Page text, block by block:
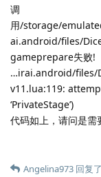
调
用/storage/
ai.android/files/
gameprepare失败!
…irai.android/files/
v11.lua:119:
‘PrivateStage’)
代码如上，请问是需
Angelina973 回复